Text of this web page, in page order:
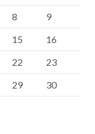
8
9
15
16
22
23
29
30